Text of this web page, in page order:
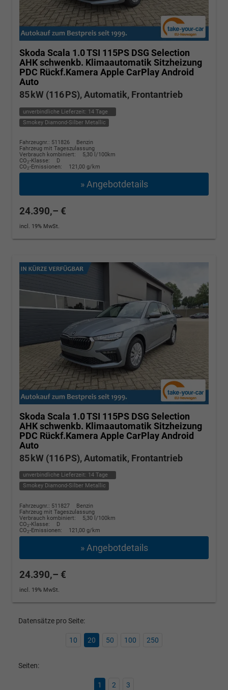
Skoda Scala 1.0 TSI 115PS DSG Selection
AHK schwenkb. Klimaautomatik Sitzheizung
PDC Rückf.Kamera Apple CarPlay Android
Auto
85 kW (116 PS), Automatik, Frontantrieb
unverbindliche Lieferzeit: 14 Tage
Smokey Diamond-Silber Metallic
Fahrzeugnr.: 511826
Benzin
Fahrzeug mit Tageszulassung
Verbrauch kombiniert:
5,30 l/100km
CO2-Klasse:
D
CO2-Emissionen: 121,00 g/km
» Angebotdetails
24.390,– €
incl. 19% MwSt.
Skoda Scala 1.0 TSI 115PS DSG Selection
AHK schwenkb. Klimaautomatik Sitzheizung
PDC Rückf.Kamera Apple CarPlay Android
Auto
85 kW (116 PS), Automatik, Frontantrieb
unverbindliche Lieferzeit: 14 Tage
Smokey Diamond-Silber Metallic
Fahrzeugnr.: 511827
Benzin
Fahrzeug mit Tageszulassung
Verbrauch kombiniert:
5,30 l/100km
CO2-Klasse:
D
CO2-Emissionen: 121,00 g/km
» Angebotdetails
24.390,– €
incl. 19% MwSt.
Datensätze pro Seite:
10 20 50 100 250
Seiten:
1 2 3